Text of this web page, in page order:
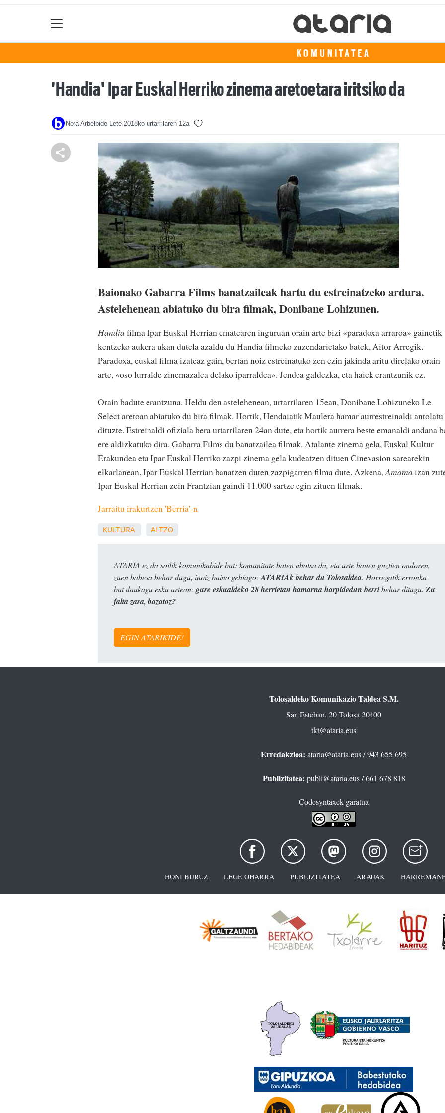
KOMUNITATEA
'Handia' Ipar Euskal Herriko zinema aretoetara iritsiko da
Nora Arbelbide Lete 2018ko urtarrilaren 12a
Baionako Gabarra Films banatzaileak hartu du estreinatzeko ardura.
Astelehenean abiatuko du bira filmak, Donibane Lohizunen.
Handia filma Ipar Euskal Herrian ematearen inguruan orain arte bizi «paradoxa arraroa» gainetik
kentzeko aukera ukan dutela azaldu du Handia filmeko zuzendarietako batek, Aitor Arregik.
Paradoxa, euskal filma izateaz gain, bertan noiz estreinatuko zen ezin jakinda aritu direlako orain
arte, «oso lurralde zinemazalea delako iparraldea». Jendea galdezka, eta haiek erantzunik ez.
Orain badute erantzuna. Heldu den astelehenean, urtarrilaren 15ean, Donibane Lohizuneko Le
Select aretoan abiatuko du bira filmak. Hortik, Hendaiatik Maulera hamar aurrestreinaldi antolatu
dituzte. Estreinaldi ofiziala bera urtarrilaren 24an dute, eta hortik aurrera beste emanaldi andana
ere aldizkatuko dira. Gabarra Films du banatzailea filmak. Atalante zinema gela, Euskal Kultur
Erakundea eta Ipar Euskal Herriko zazpi zinema gela kudeatzen dituen Cinevasion sarearekin
elkarlanean. Ipar Euskal Herrian banatzen duten zazpigarren filma dute. Azkena,Amama izan
Ipar Euskal Herrian zein Frantzian gaindi 11.000 sartze egin zituen filmak.
Jarraitu irakurtzen 'Berria'-n
KULTURA ALTZO
ATARIA ez da soilik komunikabide bat: komunitate baten ahotsa da, eta urte hauen guztien ondoren,
zuen babesa behar dugu, inoiz baino gehiago: ATARIAk behar du Tolosaldea. Horregatik erronka
bat daukagu esku artean: gure eskualdeko 28 herrietan hamarna harpidedun berribehar ditugu. Zu
falta zara, bazatoz?
EGIN ATARIKIDE!
Tolosaldeko Komunikazio Taldea S.M.
San Esteban, 20 Tolosa 20400
tkt@ataria.eus
Erredakzioa: ataria@ataria.eus/ 943 655 695
Publizitatea: publi@ataria.eus/ 661 678 818
Codesyntaxek garatua
HONI BURUZ LEGE OHARRA PUBLIZITATEA ARAUAK